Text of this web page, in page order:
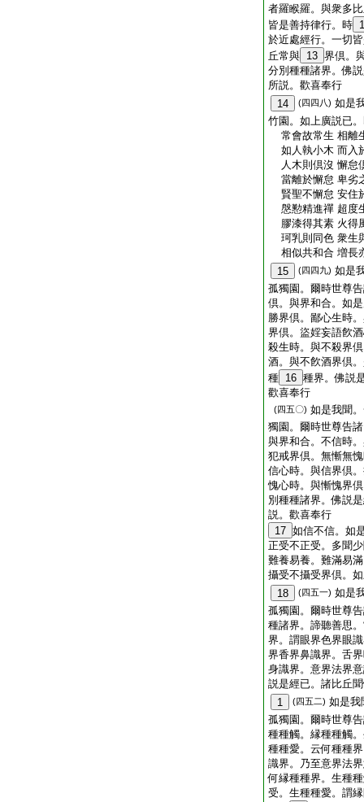
者羅睺羅。與衆多
皆是善持律行。時
於近處經行。一切
丘常與 13 界倶。
分別種種諸界。佛
所説。歡喜奉行
14
(四四八) 如是
竹園。如上廣説已
常會故常生 相離
如人執小木 而入
人木則倶沒 懈怠
當離於懈怠 卑劣
賢聖不懈怠 安住
慇懃精進禪 超度
膠漆得其素 火得
珂乳則同色 衆生
相似共和合 増長
15
(四四九) 如是
孤獨園。爾時世尊
倶。與界和合。如
勝界倶。鄙心生時
界倶。盜婬妄語飮
殺生時。與不殺界
酒。與不飮酒界倶
種 16 種界。佛説
歡喜奉行
(四五〇) 如是我聞
獨園。爾時世尊告
與界和合。不信時
犯戒界倶。無慚無
信心時。與信界倶
愧心時。與慚愧界
別種種諸界。佛説
説。歡喜奉行
17 如信不信。如
正受不正受。多聞
難養易養。難滿易
攝受不攝受界倶。
18
(四五一) 如是
孤獨園。爾時世尊
種諸界。諦聽善思
界。謂眼界色界眼
界香界鼻識界。舌
身識界。意界法界
説是經已。諸比丘
1
(四五二) 如是我
孤獨園。爾時世尊
種種觸。縁種種觸
種種愛。云何種種
識界。乃至意界法
何縁種種界。生種
受。生種種愛。謂